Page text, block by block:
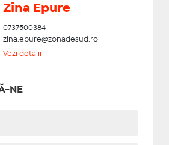
Zina Epure
0737500384
zina.epure@zonadesud.ro
Vezi detalii
NE